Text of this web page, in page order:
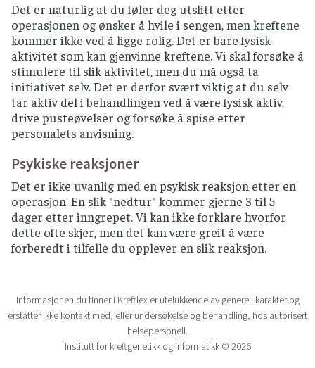
Det er naturlig at du føler deg utslitt etter
operasjonen og ønsker å hvile i sengen, men kreftene
kommer ikke ved å ligge rolig. Det er bare fysisk
aktivitet som kan gjenvinne kreftene. Vi skal forsøke å
stimulere til slik aktivitet, men du må også ta
initiativet selv. Det er derfor svært viktig at du selv
tar aktiv del i behandlingen ved å være fysisk aktiv,
drive pusteøvelser og forsøke å spise etter
personalets anvisning.
Psykiske reaksjoner
Det er ikke uvanlig med en psykisk reaksjon etter en
operasjon. En slik "nedtur" kommer gjerne 3 til 5
dager etter inngrepet. Vi kan ikke forklare hvorfor
dette ofte skjer, men det kan være greit å være
forberedt i tilfelle du opplever en slik reaksjon.
Informasjonen du finner i Kreftlex er utelukkende av generell karakter og
erstatter ikke kontakt med, eller undersøkelse og behandling, hos autorisert
helsepersonell.
Institutt for kreftgenetikk og informatikk © 2026